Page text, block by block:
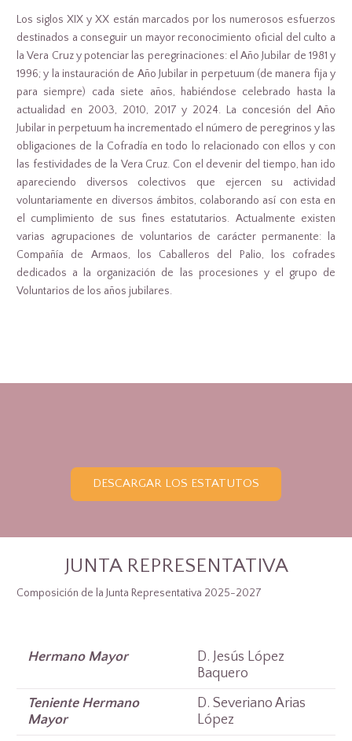
Los siglos XIX y XX están marcados por los numerosos esfuerzos
destinados a conseguir un mayor reconocimiento oficial del culto a
la Vera Cruz y potenciar las peregrinaciones: el Año Jubilar de 1981 y
1996; y la instauración de Año Jubilar in perpetuum (de manera fija y
para siempre) cada siete años, habiéndose celebrado hasta la
actualidad en 2003, 2010, 2017 y 2024. La concesión del Año
Jubilar in perpetuum ha incrementado el número de peregrinos y las
obligaciones de la Cofradía en todo lo relacionado con ellos y con
las festividades de la Vera Cruz. Con el devenir del tiempo, han ido
apareciendo diversos colectivos que ejercen su actividad
voluntariamente en diversos ámbitos, colaborando así con esta en
el cumplimiento de sus fines estatutarios. Actualmente existen
varias agrupaciones de voluntarios de carácter permanente: la
Compañía de Armaos, los Caballeros del Palio, los cofrades
dedicados a la organización de las procesiones y el grupo de
Voluntarios de los años jubilares.
DESCARGAR LOS ESTATUTOS
JUNTA REPRESENTATIVA
Composición de la Junta Representativa 2025-2027
Hermano Mayor
D. Jesús López
Baquero
Teniente Hermano
Mayor
D. Severiano Arias
López